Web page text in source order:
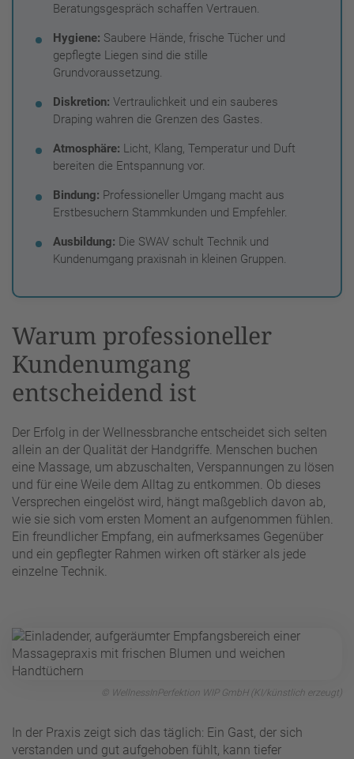
Beratungsgespräch schaffen Vertrauen.
Hygiene: Saubere Hände, frische Tücher und
gepflegte Liegen sind die stille
Grundvoraussetzung.
Diskretion: Vertraulichkeit und ein sauberes
Draping wahren die Grenzen des Gastes.
Atmosphäre: Licht, Klang, Temperatur und Duft
bereiten die Entspannung vor.
Bindung: Professioneller Umgang macht aus
Erstbesuchern Stammkunden und Empfehler.
Ausbildung: Die SWAV schult Technik und
Kundenumgang praxisnah in kleinen Gruppen.
Warum professioneller
Kundenumgang
entscheidend ist
Der Erfolg in der Wellnessbranche entscheidet sich selten
allein an der Qualität der Handgriffe. Menschen buchen
eine Massage, um abzuschalten, Verspannungen zu lösen
und für eine Weile dem Alltag zu entkommen. Ob dieses
Versprechen eingelöst wird, hängt maßgeblich davon ab,
wie sie sich vom ersten Moment an aufgenommen fühlen.
Ein freundlicher Empfang, ein aufmerksames Gegenüber
und ein gepflegter Rahmen wirken oft stärker als jede
einzelne Technik.
© WellnessInPerfektion WIP GmbH (KI/künstlich erzeugt)
In der Praxis zeigt sich das täglich: Ein Gast, der sich
verstanden und gut aufgehoben fühlt, kann tiefer